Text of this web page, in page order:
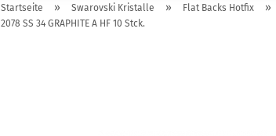
Startseite » Swarovski Kristalle » Flat Backs Hotfix »
2078 SS 34 GRAPHITE A HF 10 Stck.